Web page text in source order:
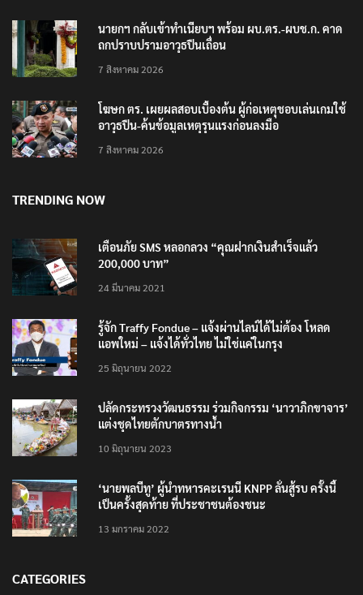
นายกฯ กลับเข้าทำเนียบฯ พร้อม ผบ.ตร.-ผบช.ก. คาด
ถกปราบปรามอาวุธปืนเถื่อน
7 สิงหาคม 2026
โฆษก ตร. เผยผลสอบเบื้องต้น ผู้ก่อเหตุชอบเล่นเกมใช้
อาวุธปืน-ค้นข้อมูลเหตุรุนแรงก่อนลงมือ
7 สิงหาคม 2026
TRENDING NOW
เตือนภัย SMS หลอกลวง “คุณฝากเงินสำเร็จแล้ว
200,000 บาท”
24 มีนาคม 2021
รู้จัก Traffy Fondue – แจ้งผ่านไลน์ได้ไม่ต้อง โหลด
แอพใหม่ – แจ้งได้ทั่วไทย ไม่ใช่แค่ในกรุง
25 มิถุนายน 2022
ปลัดกระทรวงวัฒนธรรม ร่วมกิจกรรม ‘นาวาภิกขาจาร’
แต่งชุดไทยตักบาตรทางน้ำ
10 มิถุนายน 2023
‘นายพลบีทู’ ผู้นำทหารคะเรนนี KNPP ลั่นสู้รบ ครั้งนี้
เป็นครั้งสุดท้าย ที่ประชาชนต้องชนะ
13 มกราคม 2022
CATEGORIES